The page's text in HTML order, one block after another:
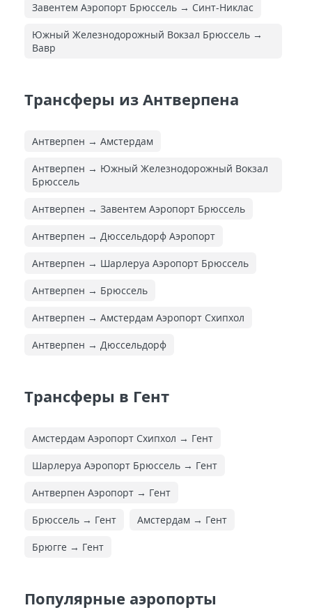
Завентем Аэропорт Брюссель → Синт-Никлас
Южный Железнодорожный Вокзал Брюссель →
Вавр
Трансферы из Антверпена
Антверпен → Амстердам
Антверпен → Южный Железнодорожный Вокзал
Брюссель
Антверпен → Завентем Аэропорт Брюссель
Антверпен → Дюссельдорф Аэропорт
Антверпен → Шарлеруа Аэропорт Брюссель
Антверпен → Брюссель
Антверпен → Амстердам Аэропорт Схипхол
Антверпен → Дюссельдорф
Трансферы в Гент
Амстердам Аэропорт Схипхол → Гент
Шарлеруа Аэропорт Брюссель → Гент
Антверпен Аэропорт → Гент
Брюссель → Гент Амстердам → Гент
Брюгге → Гент
Популярные аэропорты